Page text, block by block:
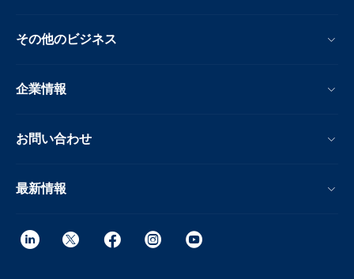
その他のビジネス
企業情報
お問い合わせ
最新情報